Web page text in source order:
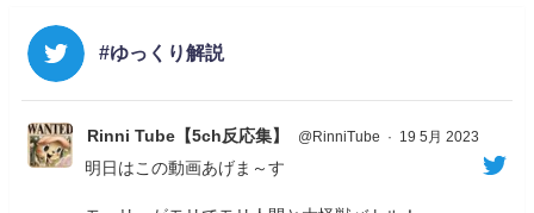
#ゆっくり解説
Rinni Tube【5ch反応集】 @RinniTube · 19 5月 2023
明日はこの動画あげま～す